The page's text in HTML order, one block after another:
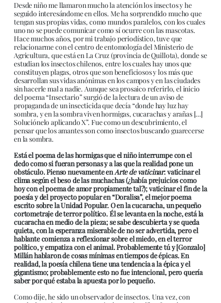
Desde niño me llamaron mucho la atención los insectos y he
seguido interesándome en ellos. Me ha sorprendido mucho que
tengan sus propias vidas, como mundos paralelos, con los cuales
uno no se puede comunicar como sí ocurre con las mascotas.
Hace muchos años, por mi trabajo periodístico, tuve que
relacionarme con el centro de entomología del Ministerio de
Agricultura, que está en La Cruz (provincia de Quillota), donde se
estudian los insectos chilenos, entre los cuales hay unos que
constituyen plagas, otros que son beneficiosos y los más que
desarrollan sus vidas anónimas en los campos y en las ciudades
sin hacerle mal a nadie. Aunque sea prosaico referirlo, el inicio
del poema “Insectario” surgió de la lectura de un aviso de
propaganda de un insecticida que decía “donde hay luz hay
sombra, y en la sombra viven hormigas, cucarachas y arañas […]
Soluciónelo aplicando X”. Fue como un descubrimiento, el
pensar que los amantes son como insectos buscando guarecerse
en la sombra.
Está el poema de las hormigas que el niño interrumpe con el
dedo como si fueran personas y a las que la realidad pone un
obstáculo. Pienso nuevamente enArte de vaticinar: vaticinar el
clima según el beso de las muchachas (¿había prejuicios como
hoy con el poema de amor propiamente tal?); vaticinar el fin de la
poesía y del proyecto popular en “Doralisa”, el mejor poema
escrito sobre la Unidad Popular. O en la cucaracha, un pequeño
cortometraje de terror político. Él se levanta en la noche, está la
cucaracha en medio de la pieza; se sabe descubierta y se queda
quieta, con la esperanza miserable de no ser advertida, pero el
hablante comienza a reflexionar sobre el miedo, en el terror
político, y empatiza con el animal. Probablemente tú y [Gonzalo]
Millán hablaron de cosas mínimas en tiempos de épicas. En
realidad, la poesía chilena tiene una tendencia a la épica y el
gigantismo; probablemente esto no fue intencional, pero quería
saber por qué estaba la apuesta por lo pequeño.
Como dije, he sido un observador de insectos. Una vez, con